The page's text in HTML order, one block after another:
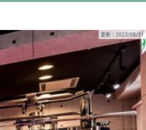
更新：2023/08/31